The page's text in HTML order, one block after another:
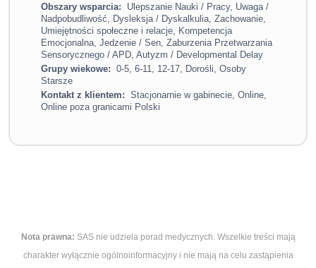
Obszary wsparcia:
Ulepszanie Nauki / Pracy, Uwaga /
Nadpobudliwość, Dysleksja / Dyskalkulia, Zachowanie,
Umiejętności społeczne i relacje, Kompetencja
Emocjonalna, Jedzenie / Sen, Zaburzenia Przetwarzania
Sensorycznego / APD, Autyzm / Developmental Delay
Grupy wiekowe: 0-5, 6-11, 12-17, Dorośli, Osoby
Starsze
Kontakt z klientem: Stacjonarnie w gabinecie, Online,
Online poza granicami Polski
Nota prawna: SAS nie udziela porad medycznych. Wszelkie treści mają
charakter wyłącznie ogólnoinformacyjny i nie mają na celu zastąpienia